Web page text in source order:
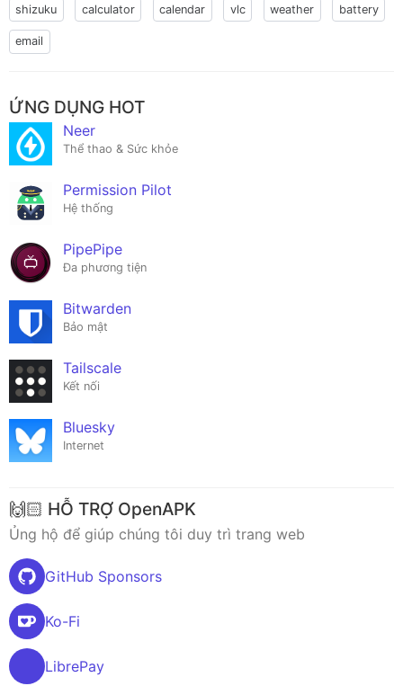
shizuku calculator calendar vlc weather battery
email
ỨNG DỤNG HOT
Neer
Thể thao & Sức khỏe
Permission Pilot
Hệ thống
PipePipe
Đa phương tiện
Bitwarden
Bảo mật
Tailscale
Kết nối
Bluesky
Internet
🙌🏻 HỖ TRỢ OpenAPK
Ủng hộ để giúp chúng tôi duy trì trang web
GitHub Sponsors
Ko-Fi
LibrePay